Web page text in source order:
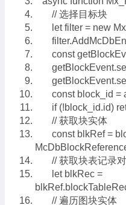
// 选择目标块
let filter = new
const
const block_id =
if (!block_id.id)
// 获取块实体
const blkRef =
// 获取块表记录
let blkRec =
// 遍历图块实体